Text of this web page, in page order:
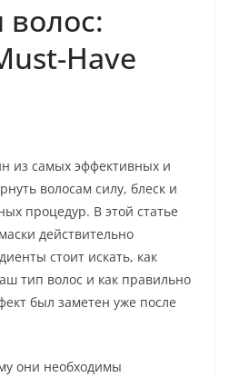
Have
из самых эффективных и
волосам силу, блеск и
процедур. В этой статье
действительно
стоит искать, как
тип волос и как правильно
был заметен уже после
они необходимы